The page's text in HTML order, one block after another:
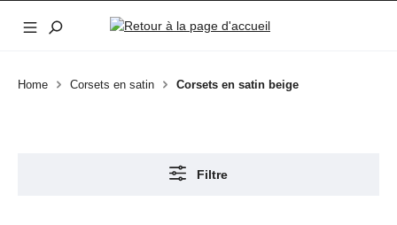
Passer au contenu principal
Home Corsets en satin Corsets en satin beige
Filtre